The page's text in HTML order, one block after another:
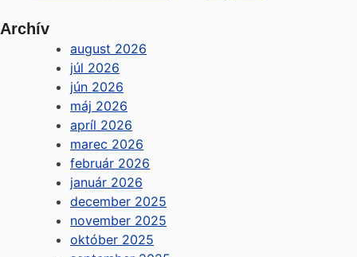
Archív
august 2026
júl 2026
jún 2026
máj 2026
apríl 2026
marec 2026
február 2026
január 2026
december 2025
november 2025
október 2025